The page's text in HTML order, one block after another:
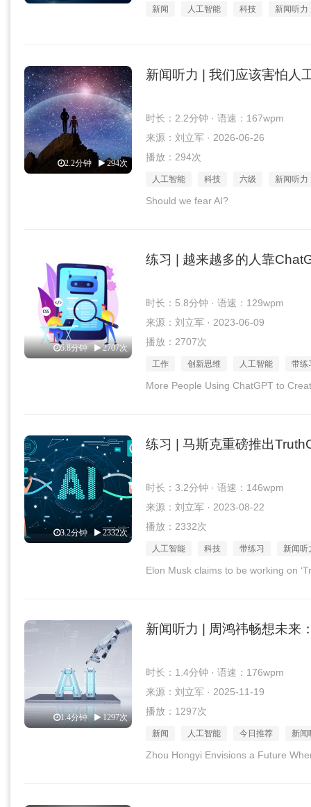
新闻 人工智能 科技 新闻听力
2.2分钟 294次
新闻听力 | 我们应该害怕人
时长：2.2分钟 · 语速：167wpm
来源：刘立军 · 2026-06-26
播放：294次
人工智能 科技 六级 新闻听力
Should we fear AI?
5.8分钟 2707次
练习 | 越来越多的人靠
时长：5.8分钟 · 语速：129wpm
来源：刘立军 · 2023-06-09
播放：2707次
工作 创新思维 人工智能 带练
More People Using ChatGPT to
3.2分钟 2332次
练习 | 马斯克重磅推出
时长：3.2分钟 · 语速：146wpm
来源：刘立军 · 2023-08-22
播放：2332次
人工智能 科技 带练习 新闻听
Elon Musk claims to be working on
1.4分钟 1297次
新闻听力 | 周鸿祎畅想未来
时长：1.4分钟 · 语速：176wpm
来源：刘立军 · 2025-11-19
播放：1297次
新闻 人工智能 今日推荐 新闻
Zhou Hongyi Envisions a Future